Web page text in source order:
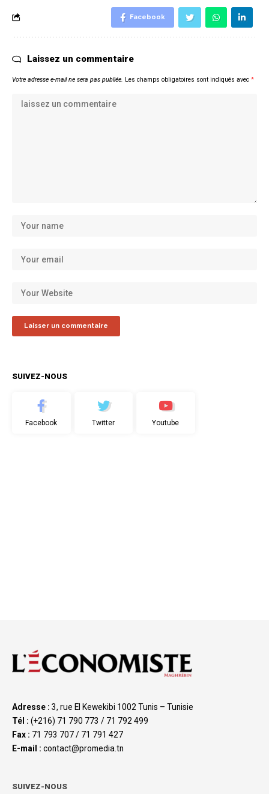
Facebook
Laissez un commentaire
Votre adresse e-mail ne sera pas publiée. Les champs obligatoires sont indiqués avec *
SUIVEZ-NOUS
Facebook Twitter Youtube
Adresse : 3, rue El Kewekibi 1002 Tunis – Tunisie
Tél : (+216) 71 790 773 / 71 792 499
Fax : 71 793 707 / 71 791 427
E-mail : contact@promedia.tn
SUIVEZ-NOUS